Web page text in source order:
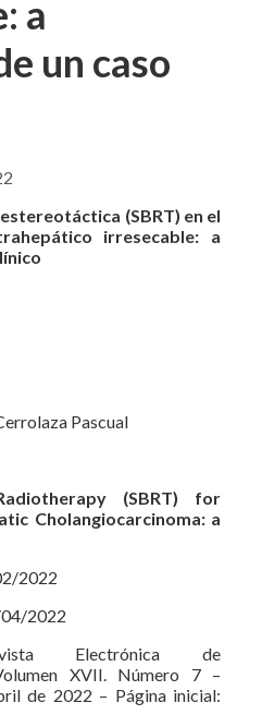
a
un caso
(SBRT) en el
irresecable: a
Pascual
(SBRT) for
Cholangiocarcinoma: a
2022
04/2022
Electrónica de
XVII. Número 7 –
de 2022 – Página inicial: